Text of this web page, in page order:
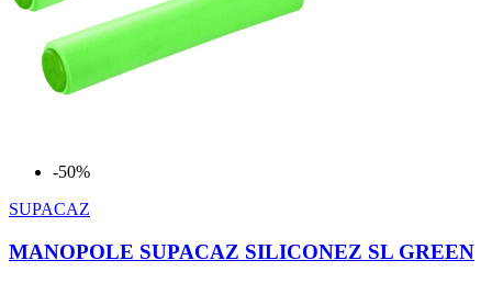
-50%
SUPACAZ
MANOPOLE SUPACAZ SILICONEZ SL GREEN